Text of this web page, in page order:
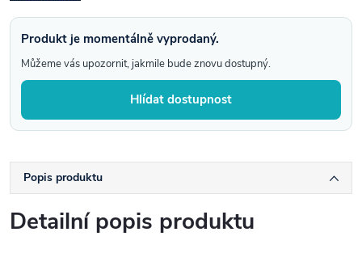
Produkt je momentálně vyprodaný.
Můžeme vás upozornit, jakmile bude znovu dostupný.
Hlídat dostupnost
Popis produktu
Detailní popis produktu